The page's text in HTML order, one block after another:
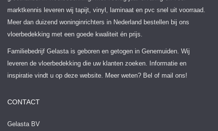
marktkennis leveren wij tapijt, vinyl, laminaat en pvc snel uit voorraad.
Meer dan duizend woninginrichters in Nederland bestellen bij ons
vloerbedekking met een goede kwaliteit én prijs.
Familiebedrijf Gelasta is geboren en getogen in Genemuiden. Wij
leveren de vloerbedekking die uw klanten zoeken. Informatie en
inspiratie vindt u op deze website. Meer weten? Bel of mail ons!
CONTACT
Gelasta BV